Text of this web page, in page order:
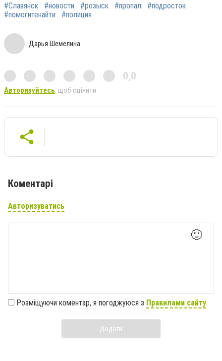
#Славянск #новости #розыск #пропал
#подросток
#помогитенайти
#полиция
Дарья Шемелина
0,0
Авторизуйтесь, щоб оцінити
Коментарі
Авторизуватись
🙂
Розміщуючи коментар, я погоджуюся з Правилами сайту
Додати